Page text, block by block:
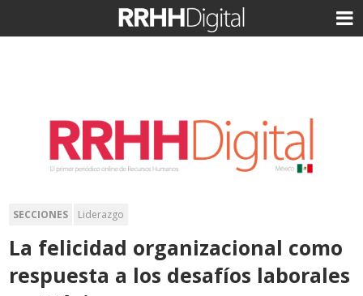
SECCIONES Liderazgo
La felicidad organizacional como
respuesta a los desafíos laborales